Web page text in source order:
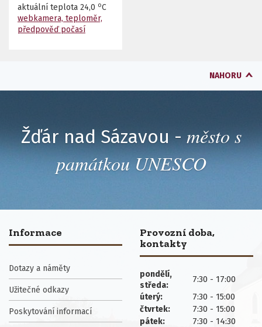
aktuální teplota 24,0 oC
webkamera, teploměr,
předpověď počasí
NAHORU
Žďár nad Sázavou - město s
památkou UNESCO
Informace
Dotazy a náměty
Užitečné odkazy
Poskytování informací
Provozní doba,
kontakty
pondělí,
středa:
7:30 - 17:00
úterý: 7:30 - 15:00
čtvrtek: 7:30 - 15:00
pátek:
7:30 - 14:30